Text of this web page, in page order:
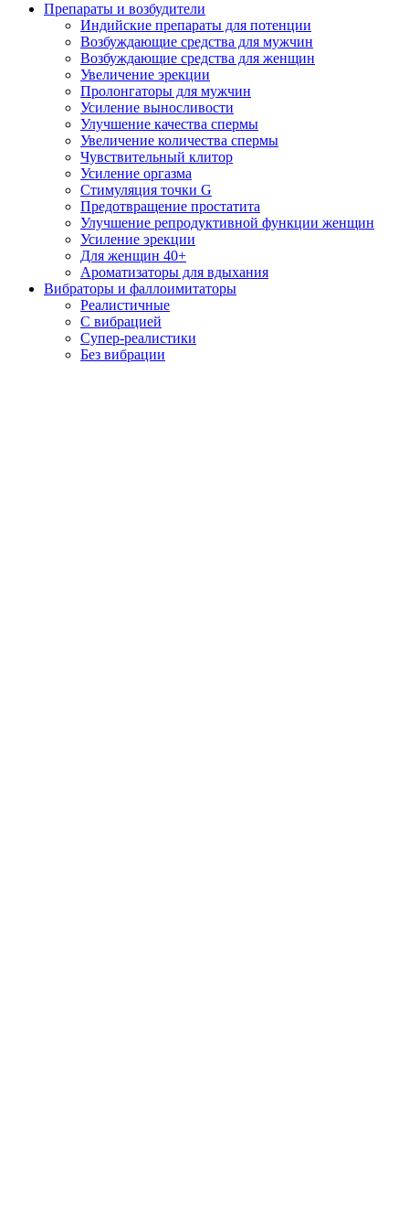
Препараты и возбудители
Индийские препараты для потенции
Возбуждающие средства для мужчин
Возбуждающие средства для женщин
Увеличение эрекции
Пролонгаторы для мужчин
Усиление выносливости
Улучшение качества спермы
Увеличение количества спермы
Чувствительный клитор
Усиление оргазма
Стимуляция точки G
Предотвращение простатита
Улучшение репродуктивной функции женщин
Усиление эрекции
Для женщин 40+
Ароматизаторы для вдыхания
Вибраторы и фаллоимитаторы
Реалистичные
С вибрацией
Супер-реалистики
Без вибрации